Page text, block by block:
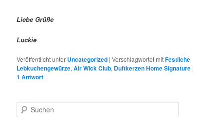
Liebe Grüße
Luckie
Veröffentlicht unter Uncategorized |Verschlagwortet mitFestliche
Lebkuchengewürze,Air Wick Club, Duftkerzen Home Signature |
1 Antwort
u